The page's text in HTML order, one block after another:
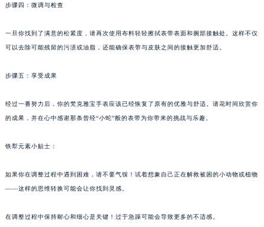
步骤四：微调与检查
一旦你找到了满意的松紧度，请再次使用布料轻轻擦拭表带表面和腕部接触处。这样不仅
可以去除可能残留的污渍或油脂，还能确保表带与皮肤之间的接触更加舒适。
步骤五：享受成果
经过一番努力后，你的梵克雅宝手表应该已经恢复了原有的优雅与舒适。请花时间欣赏你
的成果，并在心中感谢那条曾经“小蛇”般的表带为你带来的挑战与乐趣。
铁犁元素小贴士：
如果你在调整过程中遇到困难，请不要气馁！试着想象自己正在解救被困的小动物或植物
——这样的思维转换可能会让你找到灵感。
在调整过程中保持耐心和细心是关键！过于急躁可能会导致更多的不适感。